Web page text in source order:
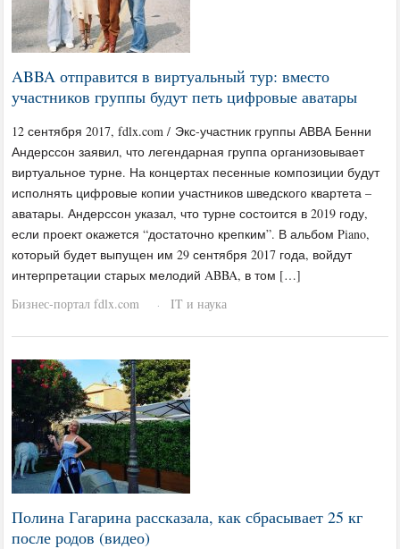
ABBA отправится в виртуальный тур: вместо
участников группы будут петь цифровые аватары
12 сентября 2017, fdlx.com / Экс-участник группы АВВА Бенни
Андерссон заявил, что легендарная группа организовывает
виртуальное турне. На концертах песенные композиции будут
исполнять цифровые копии участников шведского квартета –
аватары. Андерссон указал, что турне состоится в 2019 году,
если проект окажется “достаточно крепким”. В альбом Piano,
который будет выпущен им 29 сентября 2017 года, войдут
интерпретации старых мелодий ABBA, в том […]
Бизнес-портал fdlx.com
· IT и наука
Полина Гагарина рассказала, как сбрасывает 25 кг
после родов (видео)